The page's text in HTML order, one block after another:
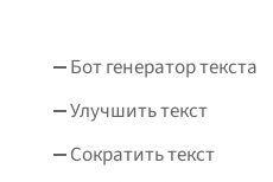
Бот генератор текста
Улучшить текст
Сократить текст